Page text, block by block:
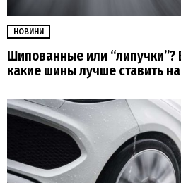
НОВИНИ
Шипованные или “липучки”?
какие шины лучше ставить